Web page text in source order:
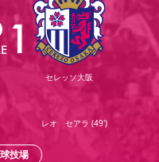
報 アクセス
レディース
属選手
席種
購入方法
福祉サービス 団体チケット
サービス
観戦ガイド 公式アプリ
カード
サポートスタッフ
招待券引換方法 先行入場
1
セレッソ大阪
レオ セアラ (49')
技場